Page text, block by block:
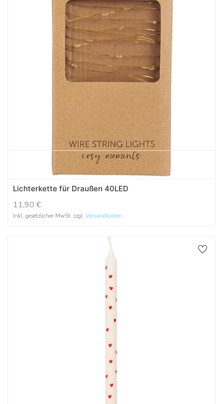
Lichterkette für Draußen 40LED
11,90 €
Inkl. gesetzlicher MwSt. zzgl. Versandkosten